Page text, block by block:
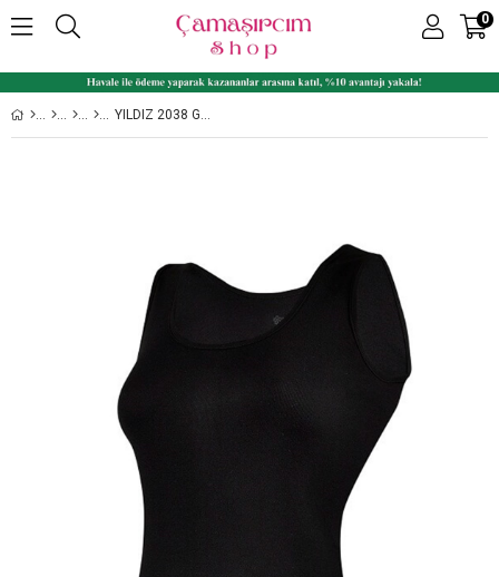
0
YILDIZ 2038 GENIŞ ASKILI BIYELI RIBANA SIYAH BAYAN ATLET